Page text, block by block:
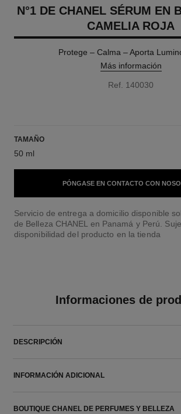
N°1 DE CHANEL SÉRUM EN
CAMELIA ROJA
Protege – Calma – Aporta
Más información
Ref. 140030
TAMAÑO
50 ml
PÓNGASE EN CONTACTO CON
Servicio de entrega a domicilio disponible
de Belleza CHANEL en Panamá y Perú.
disponibilidad del producto en la tienda
Informaciones de
DESCRIPCIÓN
INFORMACIÓN ADICIONAL
BOUTIQUE CHANEL DE PERFUMES Y BELLEZA